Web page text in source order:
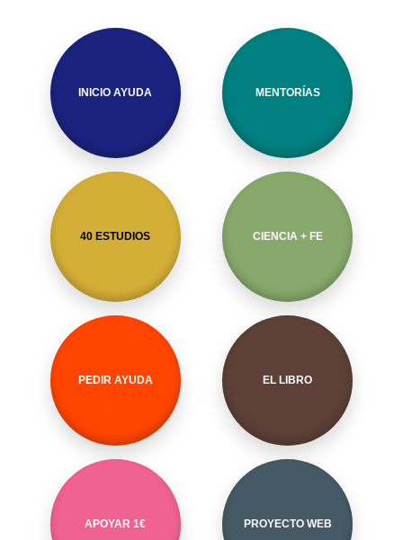
INICIO AYUDA MENTORÍAS
40 ESTUDIOS CIENCIA + FE
PEDIR AYUDA EL LIBRO
APOYAR 1€ PROYECTO WEB